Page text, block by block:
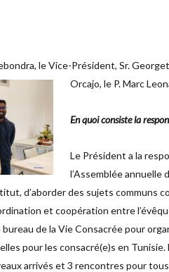
le Vice-Président, Sr.
Orcajo, le P. Marc
En quoi consiste la
Le Président a la
l’Assemblée annuelle
d’aborder des sujets communs
et coopération entre
de la Vie Consacrée pour
pour les consacré(e)s en Tunisie.
arrivés et 3 rencontres pour